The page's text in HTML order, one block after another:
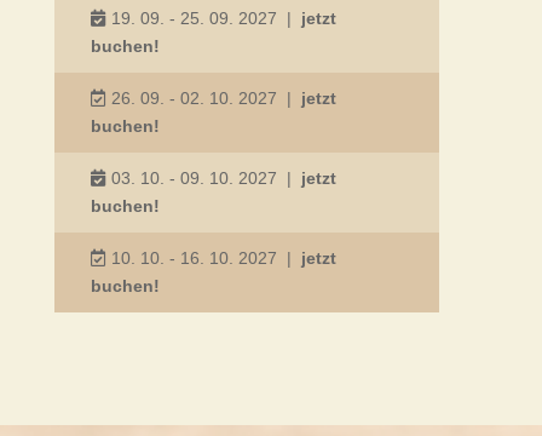
19. 09. - 25. 09. 2027 | jetzt
buchen!
26. 09. - 02. 10. 2027 | jetzt
buchen!
03. 10. - 09. 10. 2027 | jetzt
buchen!
10. 10. - 16. 10. 2027 | jetzt
buchen!